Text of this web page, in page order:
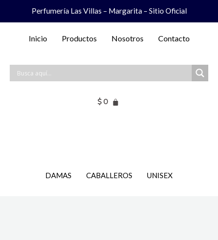
Perfumería Las Villas – Margarita – Sitio Oficial
Inicio Productos Nosotros Contacto
$ 0
DAMAS CABALLEROS UNISEX